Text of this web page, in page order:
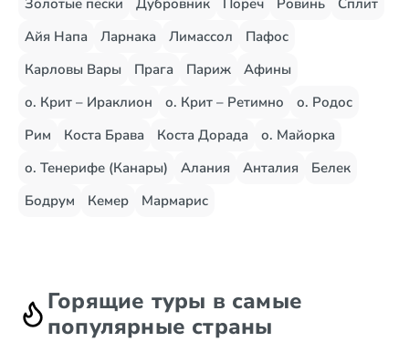
Золотые пески Дубровник Пореч Ровинь
Сплит
Айя Напа
Ларнака Лимассол
Пафос
Карловы Вары
Прага Париж
Афины
о. Крит – Ираклион
о. Крит – Ретимно
о. Родос
Рим
Коста Брава Коста Дорада
о. Майорка
о. Тенерифе (Канары)
Алания Анталия
Белек
Бодрум
Кемер Мармарис
Горящие туры в самые
популярные страны